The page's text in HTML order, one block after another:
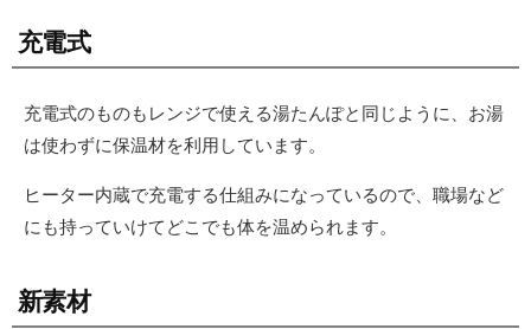
充電式
充電式のものもレンジで使える湯たんぽと同じように、お湯
は使わずに保温材を利用しています。
ヒーター内蔵で充電する仕組みになっているので、職場など
にも持っていけてどこでも体を温められます。
新素材